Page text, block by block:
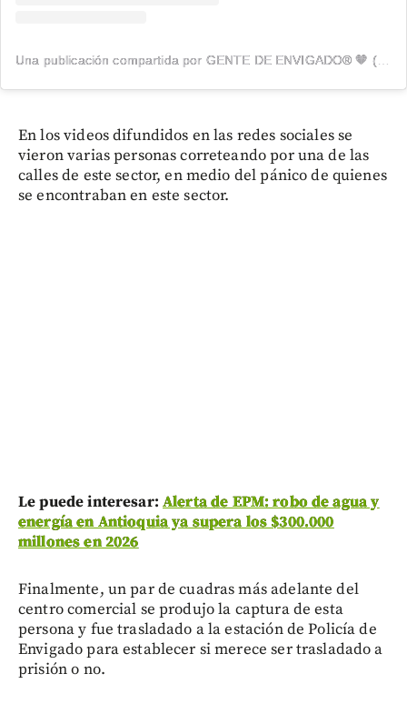
Una publicación compartida por GENTE DE ENVIGADO® 🧡 (@genteenvigado)
En los videos difundidos en las redes sociales se
vieron varias personas correteando por una de las
calles de este sector, en medio del pánico de quienes
se encontraban en este sector.
Le puede interesar: Alerta de EPM: robo de agua y
energía en Antioquia ya supera los $300.000
millones en 2026
Finalmente, un par de cuadras más adelante del
centro comercial se produjo la captura de esta
persona y fue trasladado a la estación de Policía de
Envigado para establecer si merece ser trasladado a
prisión o no.